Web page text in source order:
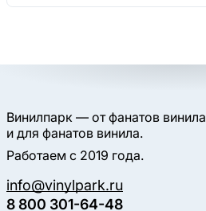
Винилпарк — от фанатов винила
и для фанатов винила.
Работаем с 2019 года.
info@vinylpark.ru
8 800 301-64-48